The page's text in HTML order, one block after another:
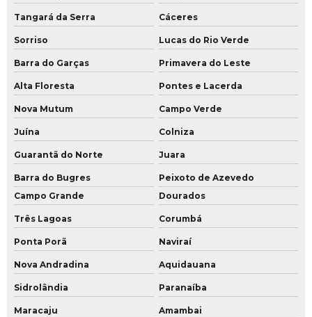
Tangará da Serra Cáceres
Sorriso Lucas do Rio Verde
Barra do Garças Primavera do Leste
Alta Floresta Pontes e Lacerda
Nova Mutum Campo Verde
Juína Colniza
Guarantã do Norte Juara
Barra do Bugres
Peixoto de Azevedo
Campo Grande
Dourados
Três Lagoas Corumbá
Ponta Porã Naviraí
Nova Andradina Aquidauana
Sidrolândia Paranaíba
Maracaju Amambai